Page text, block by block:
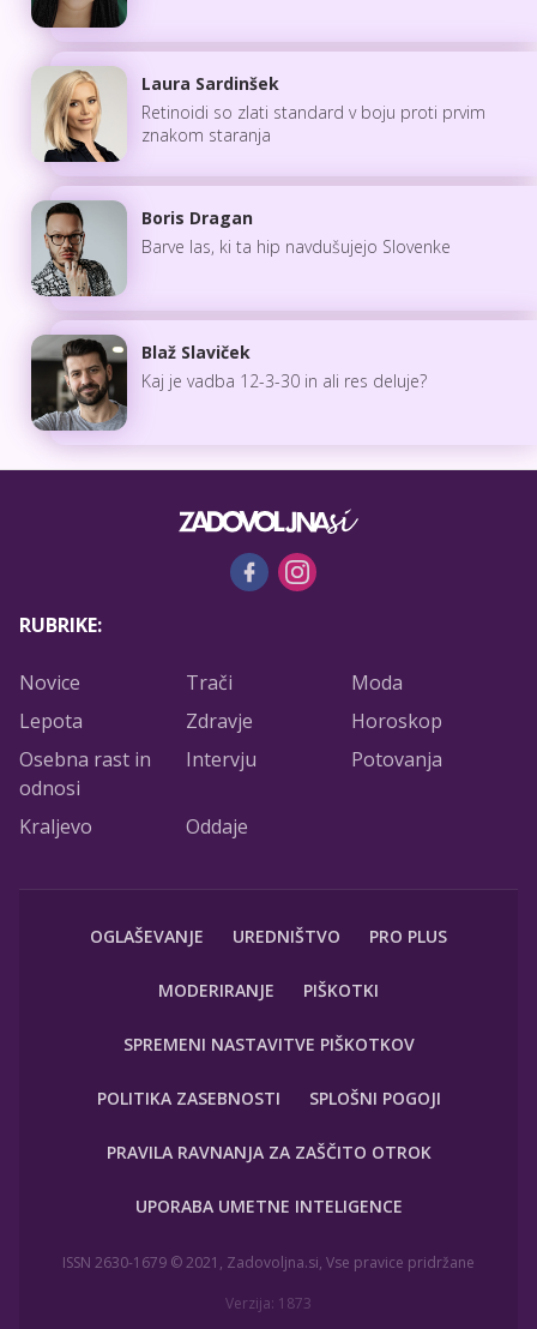
Laura Sardinšek
Retinoidi so zlati standard v boju proti prvim
znakom staranja
Boris Dragan
Barve las, ki ta hip navdušujejo Slovenke
Blaž Slaviček
Kaj je vadba 12-3-30 in ali res deluje?
RUBRIKE:
Novice Trači
Moda
Lepota
Zdravje
Horoskop
Osebna rast in
odnosi
Intervju Potovanja
Kraljevo Oddaje
OGLAŠEVANJE UREDNIŠTVO PRO PLUS
MODERIRANJE PIŠKOTKI
SPREMENI NASTAVITVE PIŠKOTKOV
POLITIKA ZASEBNOSTI SPLOŠNI POGOJI
PRAVILA RAVNANJA ZA ZAŠČITO OTROK
UPORABA UMETNE INTELIGENCE
ISSN 2630-1679 © 2021, Zadovoljna.si, Vse pravice pridržane
Verzija: 1873